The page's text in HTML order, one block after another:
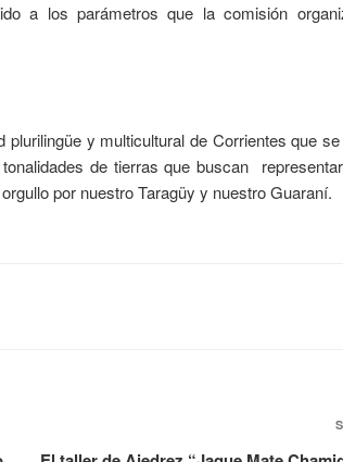
a los parámetros que la comisión
y multicultural de Corrientes que
de tierras que buscan
por nuestro Taragüy y nuestro Guaraní.